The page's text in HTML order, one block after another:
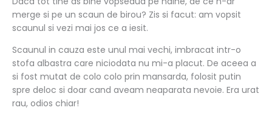
merge si pe un scaun de birou? Zis si facut: am vopsit
scaunul si vezi mai jos ce a iesit.
Scaunul in cauza este unul mai vechi, imbracat intr-o
stofa albastra care niciodata nu mi-a placut. De aceea a
si fost mutat de colo colo prin mansarda, folosit putin
spre deloc si doar cand aveam neaparata nevoie. Era urat
rau, odios chiar!